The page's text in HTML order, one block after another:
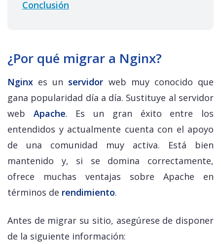
Conclusión
¿Por qué migrar a Nginx?
Nginx es un servidor web muy conocido que
gana popularidad día a día. Sustituye al servidor
web Apache. Es un gran éxito entre los
entendidos y actualmente cuenta con el apoyo
de una comunidad muy activa. Está bien
mantenido y, si se domina correctamente,
ofrece muchas ventajas sobre Apache en
términos de rendimiento.
Antes de migrar su sitio, asegúrese de disponer
de la siguiente información: